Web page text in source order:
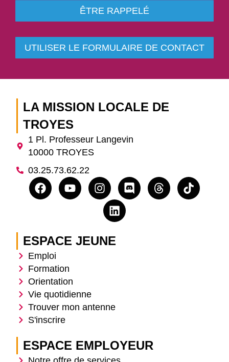
ÊTRE RAPPELÉ
UTILISER LE FORMULAIRE DE CONTACT
LA MISSION LOCALE DE
TROYES
1 Pl. Professeur Langevin
10000 TROYES
03.25.73.62.22
ESPACE JEUNE
Emploi
Formation
Orientation
Vie quotidienne
Trouver mon antenne
S'inscrire
ESPACE EMPLOYEUR